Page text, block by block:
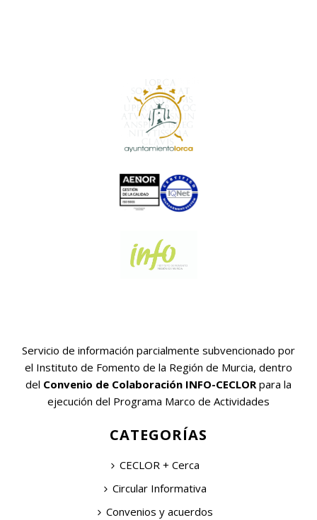
Servicio de información parcialmente subvencionado por
el Instituto de Fomento de la Región de Murcia, dentro
del Convenio de Colaboración INFO-CECLOR para la
ejecución del Programa Marco de Actividades
CATEGORÍAS
CECLOR + Cerca
Circular Informativa
Convenios y acuerdos